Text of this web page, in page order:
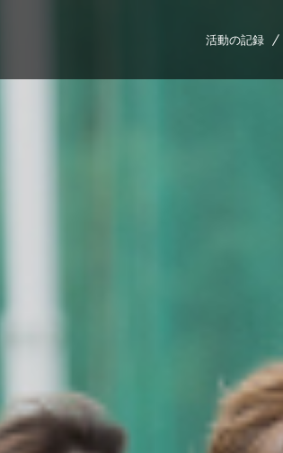
活動の記録